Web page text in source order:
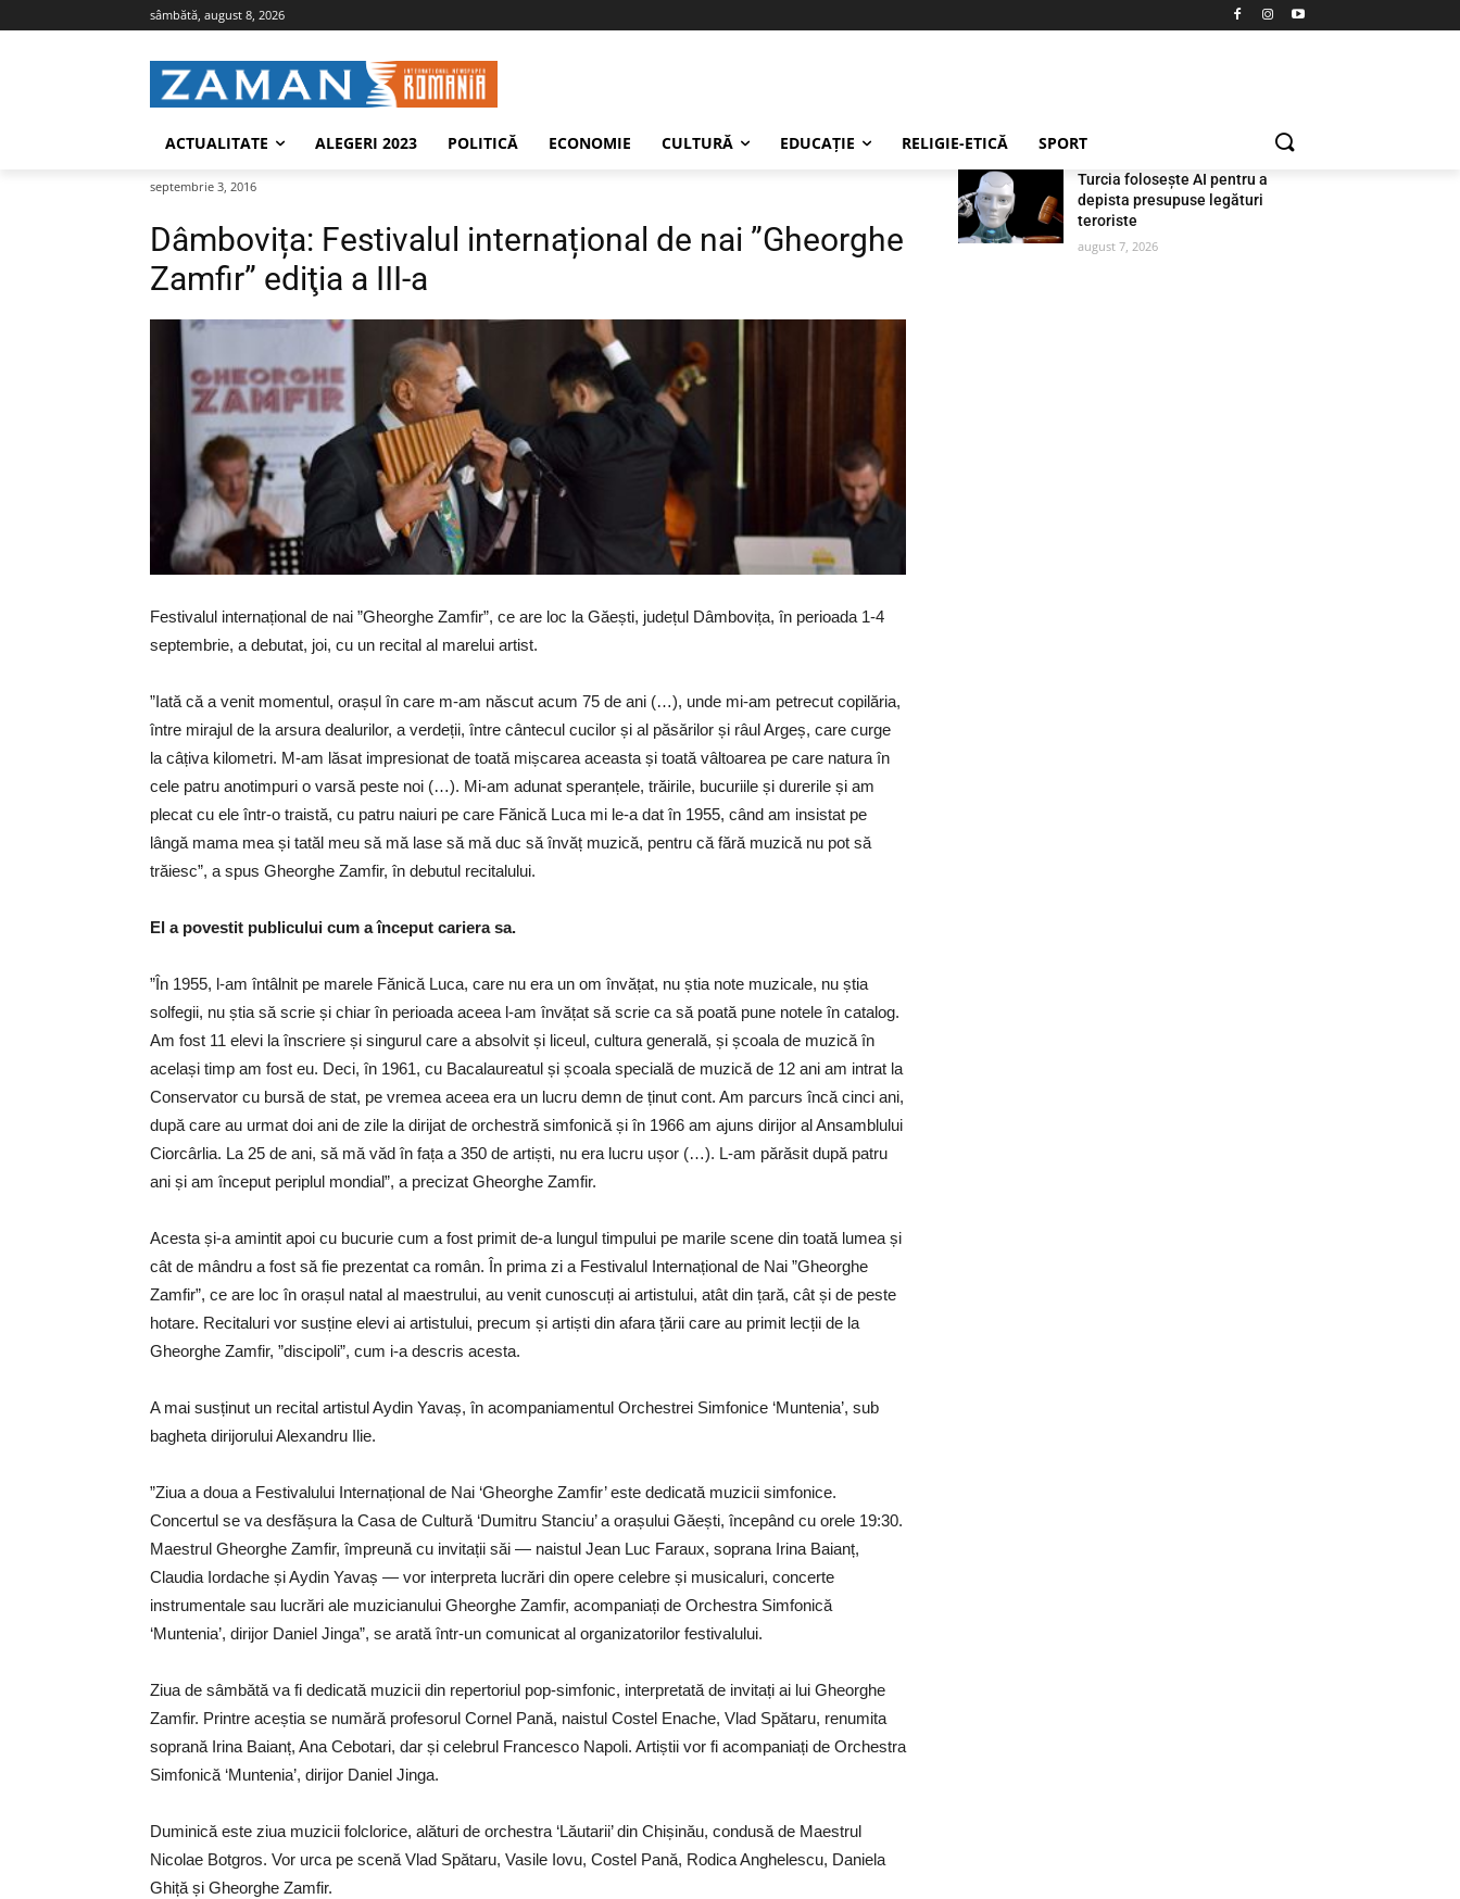
sâmbătă, august 8, 2026
ACTUALITATE ALEGERI 2023 POLITICĂ ECONOMIE CULTURĂ EDUCAŢIE RELIGIE-ETICĂ SPORT
septembrie 3, 2016
Dâmbovița: Festivalul internațional de nai ”Gheorghe
Zamfir” ediţia a III-a
Festivalul internațional de nai ”Gheorghe Zamfir”, ce are loc la Găești, județul Dâmbovița, în perioada 1-4
septembrie, a debutat, joi, cu un recital al marelui artist.
”Iată că a venit momentul, orașul în care m-am născut acum 75 de ani (…), unde mi-am petrecut copilăria,
între mirajul de la arsura dealurilor, a verdeții, între cântecul cucilor și al păsărilor și râul Argeș, care curge
la câțiva kilometri. M-am lăsat impresionat de toată mișcarea aceasta și toată vâltoarea pe care natura în
cele patru anotimpuri o varsă peste noi (…). Mi-am adunat speranțele, trăirile, bucuriile și durerile și am
plecat cu ele într-o traistă, cu patru naiuri pe care Fănică Luca mi le-a dat în 1955, când am insistat pe
lângă mama mea și tatăl meu să mă lase să mă duc să învăț muzică, pentru că fără muzică nu pot să
trăiesc”, a spus Gheorghe Zamfir, în debutul recitalului.
El a povestit publicului cum a început cariera sa.
”În 1955, l-am întâlnit pe marele Fănică Luca, care nu era un om învățat, nu știa note muzicale, nu știa
solfegii, nu știa să scrie și chiar în perioada aceea l-am învățat să scrie ca să poată pune notele în catalog.
Am fost 11 elevi la înscriere și singurul care a absolvit și liceul, cultura generală, și școala de muzică în
același timp am fost eu. Deci, în 1961, cu Bacalaureatul și școala specială de muzică de 12 ani am intrat la
Conservator cu bursă de stat, pe vremea aceea era un lucru demn de ținut cont. Am parcurs încă cinci ani,
după care au urmat doi ani de zile la dirijat de orchestră simfonică și în 1966 am ajuns dirijor al Ansamblului
Ciorcârlia. La 25 de ani, să mă văd în fața a 350 de artiști, nu era lucru ușor (…). L-am părăsit după patru
ani și am început periplul mondial”, a precizat Gheorghe Zamfir.
Acesta și-a amintit apoi cu bucurie cum a fost primit de-a lungul timpului pe marile scene din toată lumea și
cât de mândru a fost să fie prezentat ca român. În prima zi a Festivalul Internațional de Nai ”Gheorghe
Zamfir”, ce are loc în orașul natal al maestrului, au venit cunoscuți ai artistului, atât din țară, cât și de peste
hotare. Recitaluri vor susține elevi ai artistului, precum și artiști din afara țării care au primit lecții de la
Gheorghe Zamfir, ”discipoli”, cum i-a descris acesta.
A mai susținut un recital artistul Aydin Yavaș, în acompaniamentul Orchestrei Simfonice ‘Muntenia’, sub
bagheta dirijorului Alexandru Ilie.
”Ziua a doua a Festivalului Internațional de Nai ‘Gheorghe Zamfir’ este dedicată muzicii simfonice.
Concertul se va desfășura la Casa de Cultură ‘Dumitru Stanciu’ a orașului Găești, începând cu orele 19:30.
Maestrul Gheorghe Zamfir, împreună cu invitații săi — naistul Jean Luc Faraux, soprana Irina Baianț,
Claudia Iordache și Aydin Yavaș — vor interpreta lucrări din opere celebre și musicaluri, concerte
instrumentale sau lucrări ale muzicianului Gheorghe Zamfir, acompaniați de Orchestra Simfonică
‘Muntenia’, dirijor Daniel Jinga”, se arată într-un comunicat al organizatorilor festivalului.
Ziua de sâmbătă va fi dedicată muzicii din repertoriul pop-simfonic, interpretată de invitați ai lui Gheorghe
Zamfir. Printre aceștia se numără profesorul Cornel Pană, naistul Costel Enache, Vlad Spătaru, renumita
soprană Irina Baianț, Ana Cebotari, dar și celebrul Francesco Napoli. Artiștii vor fi acompaniați de Orchestra
Simfonică ‘Muntenia’, dirijor Daniel Jinga.
Duminică este ziua muzicii folclorice, alături de orchestra ‘Lăutarii’ din Chișinău, condusă de Maestrul
Nicolae Botgros. Vor urca pe scenă Vlad Spătaru, Vasile Iovu, Costel Pană, Rodica Anghelescu, Daniela
Ghiță și Gheorghe Zamfir.
Turcia folosește AI pentru a
depista presupuse legături
teroriste
august 7, 2026